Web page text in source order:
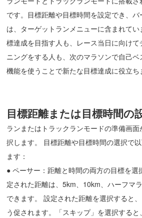
です。目標距離や目標時間を設定でき、
は、ターゲットランメニューに含まれて
標達成を目指す人も、レース当日に向け
ニングをする人も、次のマラソンで自己
機能を使うことで新たな目標達成に役立ち
目標距離または目標時間の
ランまたはトラックランモードの準備画
択します。 目標距離や目標時間の選択で
ます：
● ペーサー：距離と時間の両方の目標を選
定された距離は、5km、10km、ハーフマ
できます。 設定された距離を選択すると
う促されます。「スキップ」を選択する